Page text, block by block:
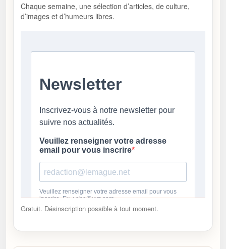
Chaque semaine, une sélection d’articles, de culture,
d’images et d’humeurs libres.
Gratuit. Désinscription possible à tout moment.